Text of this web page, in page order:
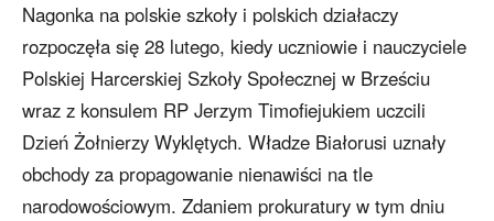
Nagonka na polskie szkoły i polskich działaczy
rozpoczęła się 28 lutego, kiedy uczniowie i nauczyciele
Polskiej Harcerskiej Szkoły Społecznej w Brześciu
wraz z konsulem RP Jerzym Timofiejukiem uczcili
Dzień Żołnierzy Wyklętych. Władze Białorusi uznały
obchody za propagowanie nienawiści na tle
narodowościowym. Zdaniem prokuratury w tym dniu